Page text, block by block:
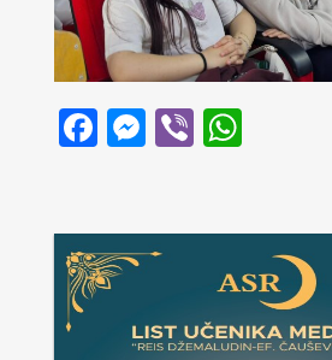
Facebook
Messenger
Viber